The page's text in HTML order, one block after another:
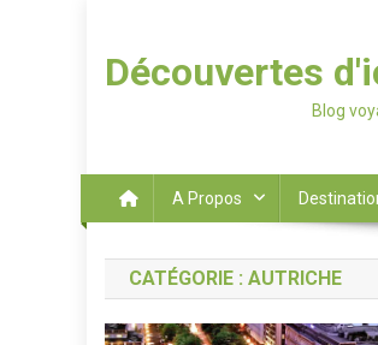
Découvertes
Blog
A Propos
CATÉGORIE : AUTRICHE